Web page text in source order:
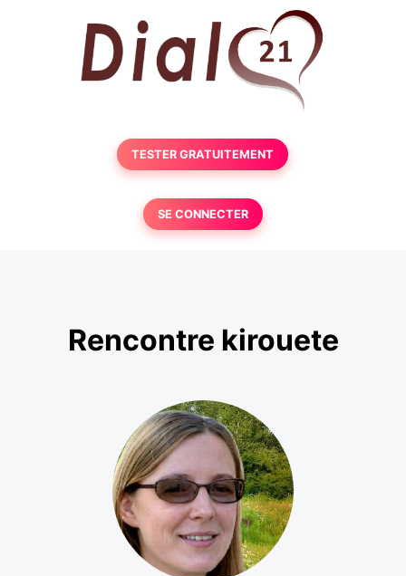
TESTER GRATUITEMENT
SE CONNECTER
Rencontre kirouete